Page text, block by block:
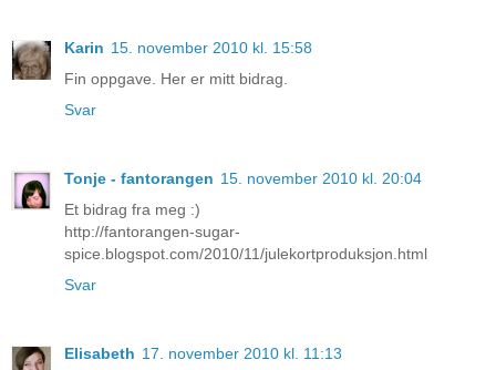
Karin 15. november 2010 kl. 15:58
Fin oppgave. Her er mitt bidrag.
Svar
Tonje - fantorangen 15. november 2010 kl. 20:04
Et bidrag fra meg :)
http://fantorangen-sugar-
spice.blogspot.com/2010/11/julekortproduksjon.html
Svar
Elisabeth 17. november 2010 kl. 11:13